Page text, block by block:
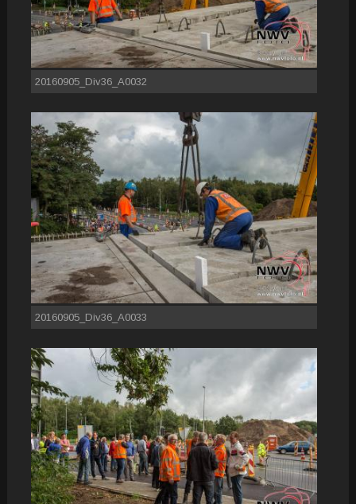
20160905_Div36_A0032
20160905_Div36_A0033